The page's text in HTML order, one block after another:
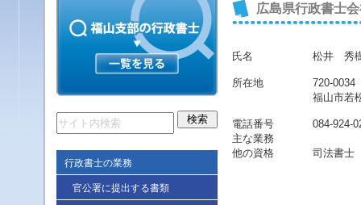
広島県行政書士
氏名 松井 秀
所在地
720-0034
福山市若
電話番号
084-924-
主な業務
他の資格
司法書士
行政書士の業務
官公署に提出する書類